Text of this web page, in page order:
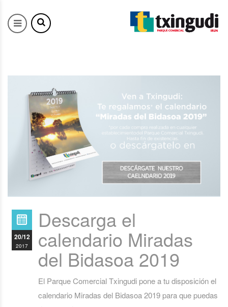
Descarga el
calendario Miradas
del Bidasoa 2019
El Parque Comercial Txingudi pone a tu disposición el
calendario Miradas del Bidasoa 2019 para que puedas
20/12
2017